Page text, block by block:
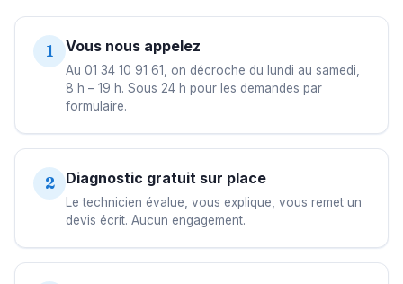
1 Vous nous appelez
Au 01 34 10 91 61, on décroche du lundi au samedi,
8 h – 19 h. Sous 24 h pour les demandes par
formulaire.
2 Diagnostic gratuit sur place
Le technicien évalue, vous explique, vous remet un
devis écrit. Aucun engagement.